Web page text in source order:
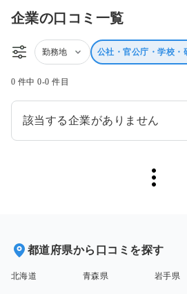
企業の口コミ一覧
勤務地 公社・官公庁・学校・
0 件中 0-0 件目
該当する企業がありません
都道府県から口コミを探す
北海道 青森県 岩手県